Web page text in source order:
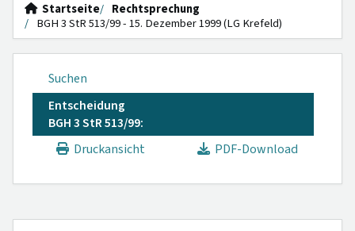
Startseite
Rechtsprechung
BGH 3 StR 513/99 - 15. Dezember 1999 (LG Krefeld)
Suchen
Entscheidung
BGH 3 StR 513/99:
Druckansicht
PDF-Download